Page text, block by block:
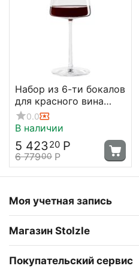
Набор из 6-ти бокалов
для красного вина
серия Power, 520 мл,
D90 мм, H226 мм,
0.0
В наличии
5 42320 Р
6 77900 Р
Моя учетная запись
Магазин Stolzle
Покупательский сервис